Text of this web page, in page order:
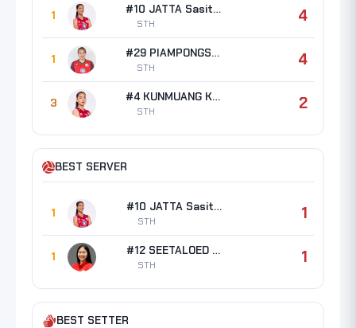
1 #10 JATTA Sasithorn
STH 4
1 #29 PIAMPONGSAN Gullapa
STH 4
3 #4 KUNMUANG Kanyarat
STH 2
BEST SERVER
1 #10 JATTA Sasithorn
STH 1
1 #12 SEETALOED Warisara
STH 1
BEST SETTER